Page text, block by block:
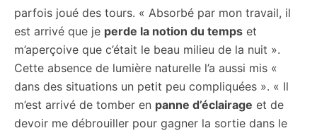
parfois joué des tours. « Absorbé par mon travail, il
est arrivé que je perde la notion du temps et
m’aperçoive que c’était le beau milieu de la nuit ».
Cette absence de lumière naturelle l’a aussi mis «
dans des situations un petit peu compliquées ». « Il
m’est arrivé de tomber en panne d’éclairage et de
devoir me débrouiller pour gagner la sortie dans le